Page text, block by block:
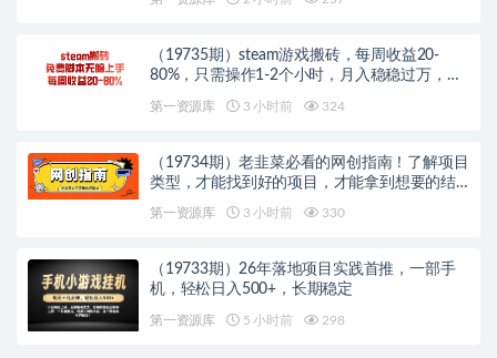
（19735期）steam游戏搬砖，每周收益20-
80%，只需操作1-2个小时，月入稳稳过万，零
第一资源库 3 小时前 324
（19734期）老韭菜必看的网创指南！了解项目
类型，才能找到好的项目，才能拿到想要的结
第一资源库 3 小时前 330
（19733期）26年落地项目实践首推，一部手
机，轻松日入500+，长期稳定
第一资源库 5 小时前 298